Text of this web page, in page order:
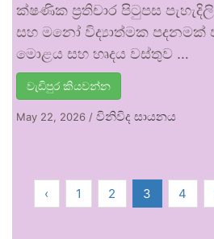
ක්ෂණික ප්‍රතිචාර පිටුපස
සහ මනෝ විද්‍යාත්මක පදනමක්
මොළය සහ හෘදය වස්තුව …
වැඩිපුර කියවන්න
May 22, 2026 / විනිවිද සායනය
‹ 1 2 3 4